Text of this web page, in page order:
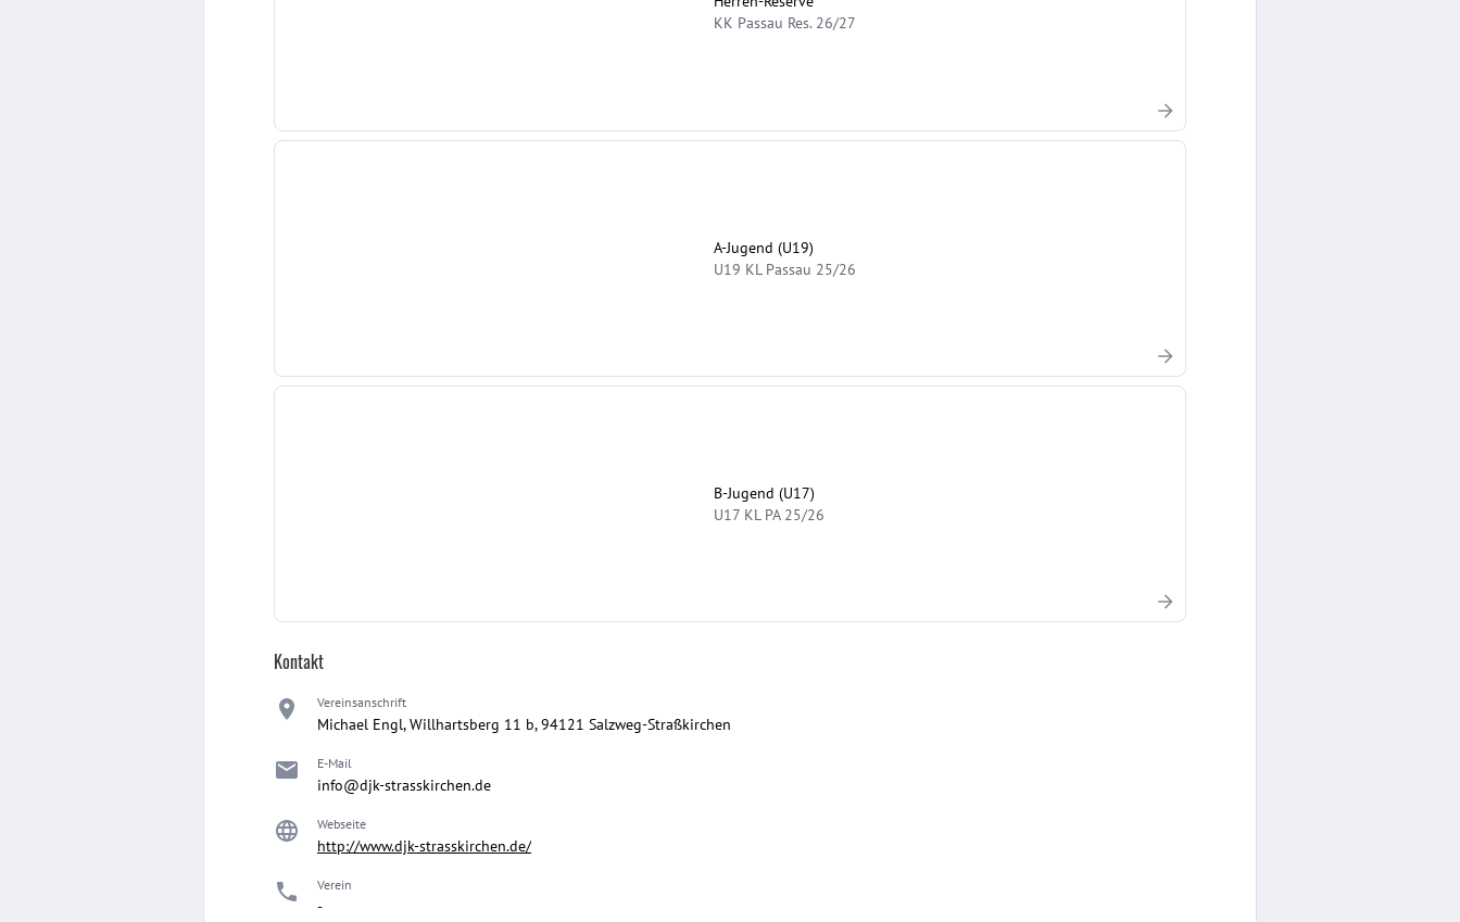
KK Passau Res. 26/27
A-Jugend (U19)
U19 KL Passau 25/26
B-Jugend (U17)
U17 KL PA 25/26
Kontakt
Vereinsanschrift
Michael Engl, Willhartsberg 11 b, 94121 Salzweg-Straßkirchen
E-Mail
info@djk-strasskirchen.de
Webseite
http://www.djk-strasskirchen.de/
Verein
-